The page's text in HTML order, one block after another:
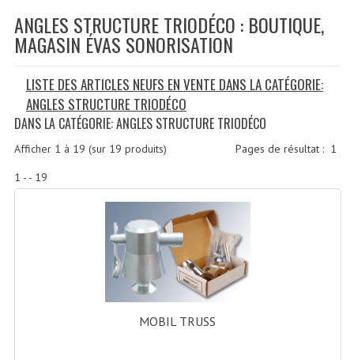
Plan Acces, Horaires.
Location De Matériel
Le Matériel D´occasion
Recherche Avancée
Recevoir Nos Promotions
CATÉGORIES
Sonorisation
Accessoires Pieds Cellules Diamants
ANGLES STRUCTURE TRIODÉCO : BOUTIQUE,
MAGASIN ÉVAS SONORISATION
LISTE DES ARTICLES NEUFS EN VENTE DANS LA CATÉGORIE:
ANGLES STRUCTURE TRIODÉCO
DANS LA CATÉGORIE: ANGLES STRUCTURE TRIODÉCO
Pages de résultat : 1
Afficher 1 à 19 (sur 19 produits)
1 - - 19
MOBIL TRUSS